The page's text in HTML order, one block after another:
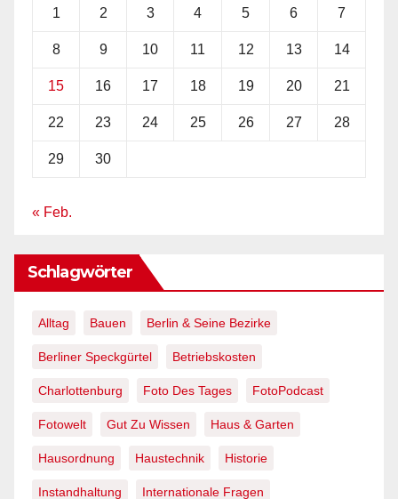
1 2 3 4 5 6 7
8 9 10 11 12 13 14
15 16 17 18 19 20 21
22 23 24 25 26 27 28
29 30
« Feb.
Schlagwörter
Alltag Bauen Berlin & Seine Bezirke
Berliner Speckgürtel Betriebskosten
Charlottenburg Foto Des Tages FotoPodcast
Fotowelt Gut Zu Wissen Haus & Garten
Hausordnung Haustechnik Historie
Instandhaltung Internationale Fragen